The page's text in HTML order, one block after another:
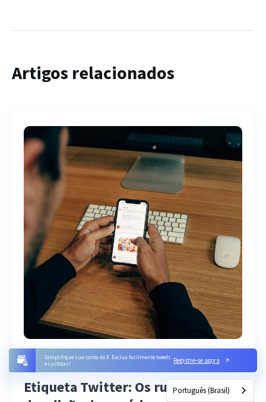
Simplifique sua conta do X. Exclua facilmente tweets
e curtidas!
Registre-se agora
Artigos relacionados
SETEMBRO 18, 2023
Etiqueta Twitter: Os rudimentos
Português (Brasil)